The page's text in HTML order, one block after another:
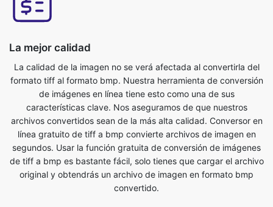
La calidad de la imagen no se verá afectada al convertirla del
de imágenes en línea tiene esto como una de sus
características clave. Nos aseguramos de que nuestros
archivos convertidos sean de la más alta calidad. Conversor en
línea gratuito de tiff a bmp convierte archivos de imagen en
segundos. Usar la función gratuita de conversión de imágenes
de tiff a bmp es bastante fácil, solo tienes que cargar el archivo
original y obtendrás un archivo de imagen en formato bmp
convertido.